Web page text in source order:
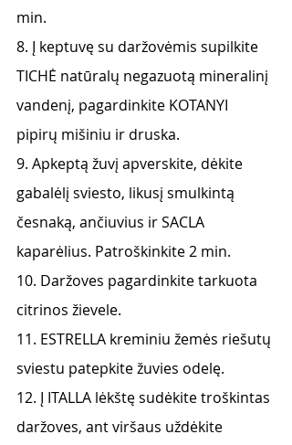
min.
8. Į keptuvę su daržovėmis supilkite
TICHĖ natūralų negazuotą mineralinį
vandenį, pagardinkite KOTANYI
pipirų mišiniu ir druska.
9. Apkeptą žuvį apverskite, dėkite
gabalėlį sviesto, likusį smulkintą
česnaką, ančiuvius ir SACLA
kaparėlius. Patroškinkite 2 min.
10. Daržoves pagardinkite tarkuota
citrinos žievele.
11. ESTRELLA kreminiu žemės riešutų
sviestu patepkite žuvies odelę.
12. Į ITALLA lėkštę sudėkite troškintas
daržoves, ant viršaus uždėkite